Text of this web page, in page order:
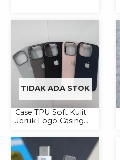
TIDAK ADA STOK
Case TPU Soft Kulit
Jeruk Logo Casing